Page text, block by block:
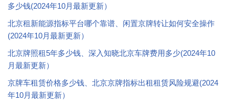
多少钱(2024年10月最新更新）
北京租新能源指标平台哪个靠谱、闲置京牌转让如何安全操作
(2024年10月最新更新）
北京牌照租5年多少钱、深入知晓北京车牌费用多少(2024年10
月最新更新）
京牌车租赁价格多少钱、北京京牌指标出租租赁风险规避(2024
年10月最新更新）